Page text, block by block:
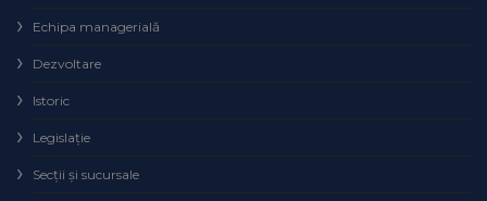
Echipa managerială
Dezvoltare
Istoric
Legislaţie
Secţii şi sucursale